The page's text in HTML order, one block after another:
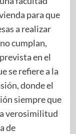
para que
a realizar
cumplan,
en el
se refiere a la
donde el
siempre que
verosimilitud
de